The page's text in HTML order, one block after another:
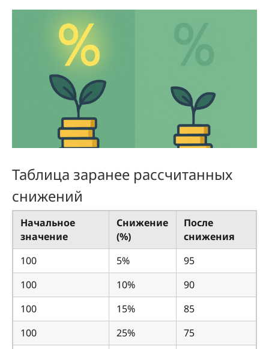
Таблица заранее рассчитанных
снижений
Начальное
значение
Снижение
(%)
После
снижения
100
5%
95
100
10%
90
100
15%
85
100
25%
75